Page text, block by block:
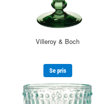
Villeroy & Boch
Se pris